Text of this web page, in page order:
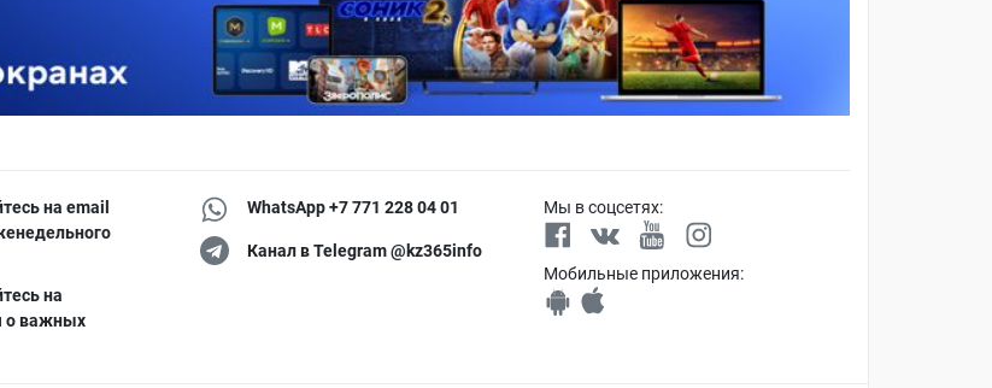
на email
на
о важных
WhatsApp +7 771 228 04 01
Канал в Telegram @kz365info
Мы в соцсетях:
Мобильные приложения: